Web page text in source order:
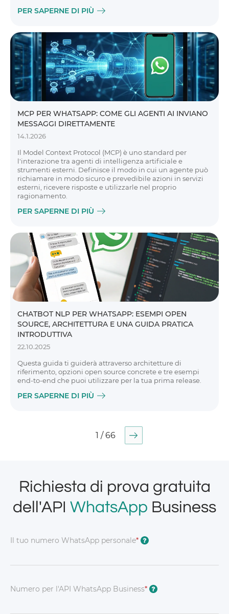
PER SAPERNE DI PIÙ
MCP PER WHATSAPP: COME GLI AGENTI AI INVIANO
MESSAGGI DIRETTAMENTE
14.1.2026
Il Model Context Protocol (MCP) è uno standard per
l'interazione tra agenti di intelligenza artificiale e
strumenti esterni. Definisce il modo in cui un agente può
richiamare in modo sicuro e prevedibile azioni in servizi
esterni, ricevere risposte e utilizzarle nel proprio
ragionamento.
PER SAPERNE DI PIÙ
CHATBOT NLP PER WHATSAPP: ESEMPI OPEN
SOURCE, ARCHITETTURA E UNA GUIDA PRATICA
INTRODUTTIVA
22.10.2025
Questa guida ti guiderà attraverso architetture di
riferimento, opzioni open source concrete e tre esempi
end-to-end che puoi utilizzare per la tua prima release.
PER SAPERNE DI PIÙ
1 / 66
Richiesta di prova gratuita
dell'API WhatsApp Business
Il tuo numero WhatsApp personale* ?
Numero per l'API WhatsApp Business* ?